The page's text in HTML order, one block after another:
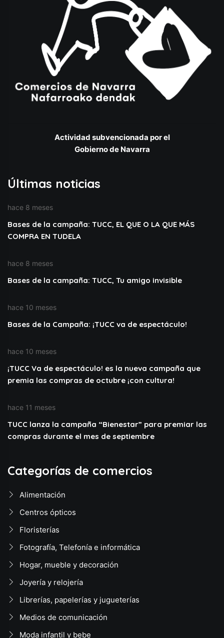
Actividad subvencionada por el
Gobierno de Navarra
Últimas noticias
hace 8 meses
Bases de la campaña: TUCC, EL QUE O LA QUE MÁS
COMPRA EN TUDELA
hace 8 meses
Bases de la campaña: TUCC, Tu amigo invisible
hace 10 meses
Bases de la Campaña: ¡TUCC va de espectáculo!
hace 10 meses
¡TUCC Va de espectáculo! es la nueva campaña que
premia las compras de octubre ¡con cultura!
hace 11 meses
TUCC lanza la campaña “Bienestar” para premiar las
compras durante el mes de septiembre
Categorías de comercios
Alimentación
Centros ópticos
Floristerías
Fotografía, Telefonía e informática
Hogar, mueble y decoración
Joyería y relojería
Librerías, papelerías y jugueterías
Medios de comunicación
Moda infantil y bebe